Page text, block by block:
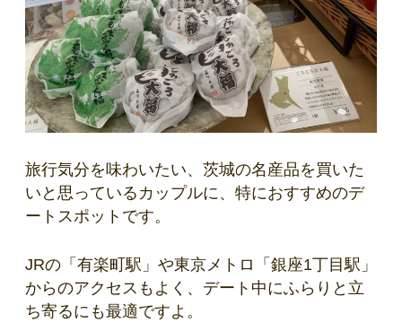
旅行気分を味わいたい、茨城の名産品を買いた
いと思っているカップルに、特におすすめのデ
ートスポットです。
JRの「有楽町駅」や東京メトロ「銀座1丁目駅」
からのアクセスもよく、デート中にふらりと立
ち寄るにも最適ですよ。